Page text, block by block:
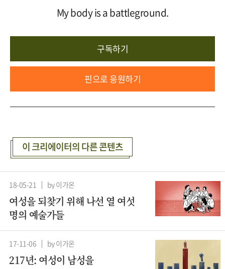
My body is a battleground.
구독하기
핀으로 응원하기
이 크리에이터의 다른 콘텐츠
18-05-21 by 이가온
여성을 되찾기 위해 나선 열 여섯
명의 예술가들
17-11-06 by 이가온
217년: 여성이 남성을